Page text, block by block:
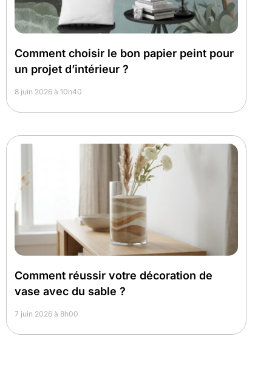
Comment choisir le bon papier peint pour
un projet d’intérieur ?
8 juin 2026 à 10h40
Comment réussir votre décoration de
vase avec du sable ?
7 juin 2026 à 8h00